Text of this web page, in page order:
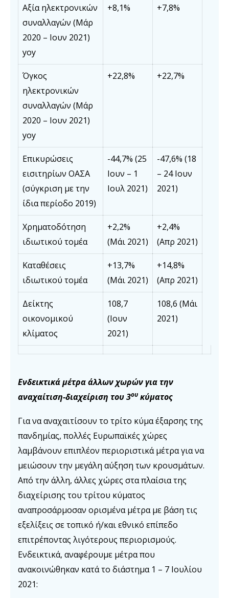
Αξία ηλεκτρονικών
συναλλαγών (Μάρ
2020 – Ιουν 2021)
yoy
+8,1% +7,8%
Όγκος
ηλεκτρονικών
συναλλαγών (Μάρ
2020 – Ιουν 2021)
yoy
+22,8% +22,7%
Επικυρώσεις
εισιτηρίων ΟΑΣΑ
(σύγκριση με την
ίδια περίοδο 2019)
-44,7% (25
Ιουν – 1
Ιουλ 2021)
-47,6% (18
– 24 Ιουν
2021)
Χρηματοδότηση
ιδιωτικού τομέα
+2,2%
(Μάι 2021)
+2,4%
(Απρ 2021)
Καταθέσεις
ιδιωτικού τομέα
+13,7%
(Μάι 2021)
+14,8%
(Απρ 2021)
Δείκτης
οικονομικού
κλίματος
108,7
(Ιουν
2021)
108,6 (Μάι
2021)
Ενδεικτικά μέτρα άλλων χωρών για την
αναχαίτιση-διαχείριση του 3ου κύματος
Για να αναχαιτίσουν το τρίτο κύμα έξαρσης της
πανδημίας, πολλές Ευρωπαϊκές χώρες
λαμβάνουν επιπλέον περιοριστικά μέτρα για να
μειώσουν την μεγάλη αύξηση των κρουσμάτων.
Από την άλλη, άλλες χώρες στα πλαίσια της
διαχείρισης του τρίτου κύματος
αναπροσάρμοσαν ορισμένα μέτρα με βάση τις
εξελίξεις σε τοπικό ή/και εθνικό επίπεδο
επιτρέποντας λιγότερους περιορισμούς.
Ενδεικτικά, αναφέρουμε μέτρα που
ανακοινώθηκαν κατά το διάστημα 1 – 7 Ιουλίου
2021: